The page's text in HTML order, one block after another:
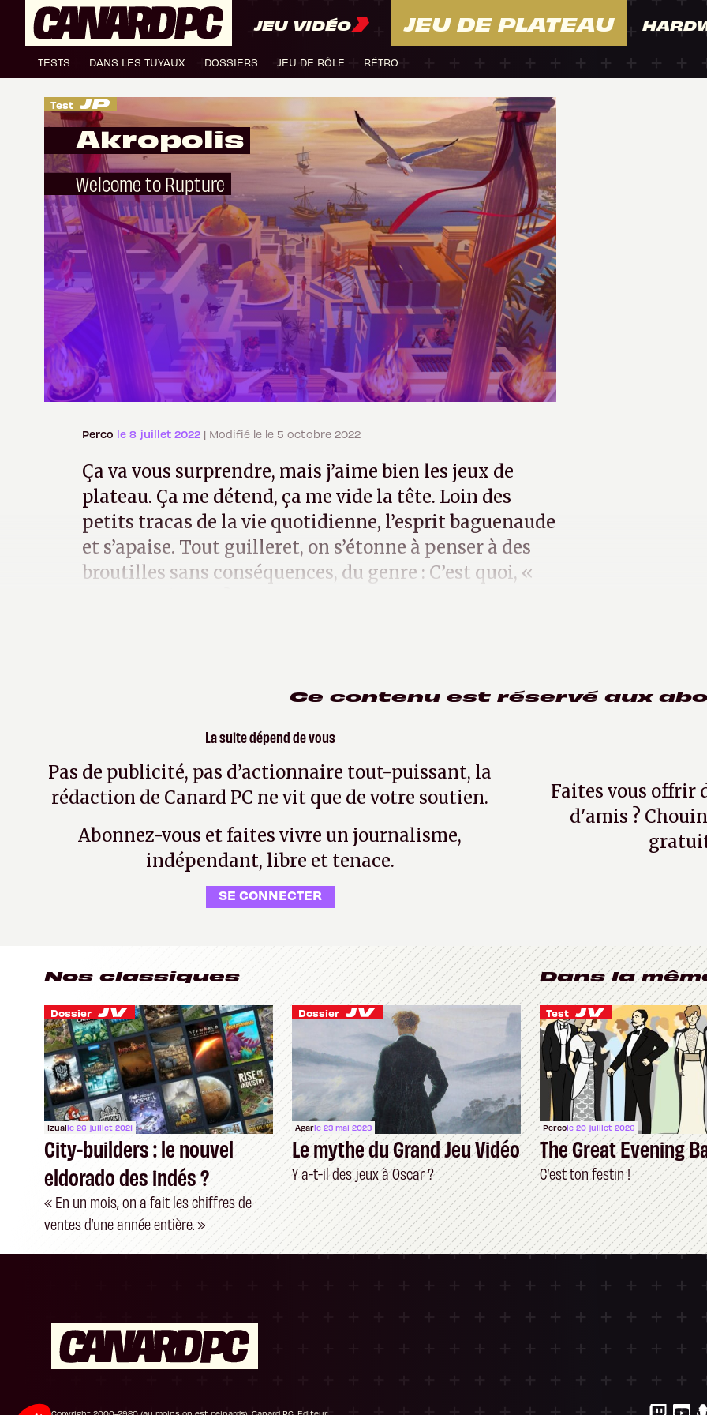
JEU VIDÉO JEU DE PLATEAU
TESTS DANS LES TUYAUX DOSSIERS JEU DE RÔLE RÉTRO
Test
Akropolis
Welcome to Rupture
Perco le 8 juillet 2022 | Modifié le le 5 octobre 2022
Ça va vous surprendre, mais j’aime bien les jeux de
plateau. Ça me détend, ça me vide la tête. Loin des
petits tracas de la vie quotidienne, l’esprit baguenaude
et s’apaise. Tout guilleret, on s’étonne à penser à des
broutilles sans conséquences, du genre : C’est quoi, «
Ce contenu est réservé aux
La suite dépend de vous
Pas de publicité, pas d’actionnaire tout-puissant, la
rédaction de Canard PC ne vit que de votre soutien.
Abonnez-vous et faites vivre un journalisme,
indépendant, libre et tenace.
SE CONNECTER
Faites vous offrir
d'amis ?
Nos classiques
Dossier
Izualle 26 juillet 2021
City-builders : le nouvel
eldorado des indés ?
« En un mois, on a fait les chiffres de
ventes d’une année entière. »
Dossier
Agarle 23 mai 2023
Le mythe du Grand Jeu Vidéo
Y a-t-il des jeux à Oscar ?
Dans la
Test
Percole 20 juillet 2026
The Great Evening
C’est ton festin !
Notre plateforme vous permet d'adapter et de gérer vos paramètres de confidentialité,